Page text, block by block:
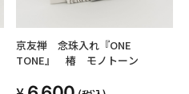
京友禅 念珠入れ『ONE
TONE』 椿 モノトーン